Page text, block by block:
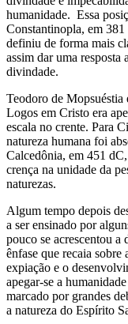
humanidade. Essa
Constantinopla, em
definiu de forma mais
assim dar uma resposta
divindade.
Teodoro de Mopsuéstia
Logos em Cristo era
escala no crente. Para
natureza humana foi
Calcedônia, em 451
crença na unidade da
naturezas.
Algum tempo depois
a ser ensinado por
pouco se acrescentou a
ênfase que recaia sobre
expiação e o
apegar-se a
marcado por grandes
a natureza do Espírito